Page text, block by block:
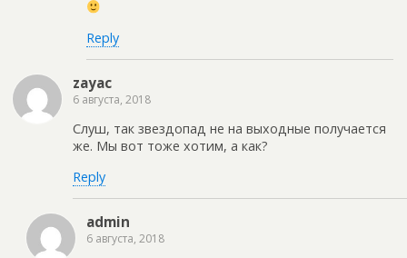
Reply
zayac
6 августа, 2018
Слуш, так звездопад не на выходные получается
же. Мы вот тоже хотим, а как?
Reply
admin
6 августа, 2018